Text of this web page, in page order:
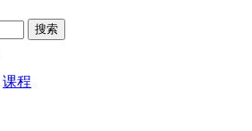
搜索
课程